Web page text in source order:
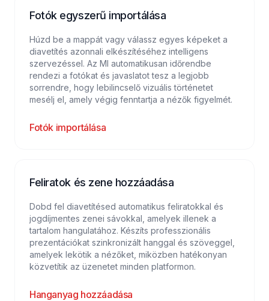
Fotók egyszerű importálása
Húzd be a mappát vagy válassz egyes képeket a
diavetítés azonnali elkészítéséhez intelligens
szervezéssel. Az MI automatikusan időrendbe
rendezi a fotókat és javaslatot tesz a legjobb
sorrendre, hogy lebilincselő vizuális történetet
mesélj el, amely végig fenntartja a nézők figyelmét.
Fotók importálása
Feliratok és zene hozzáadása
Dobd fel diavetítésed automatikus feliratokkal és
jogdíjmentes zenei sávokkal, amelyek illenek a
tartalom hangulatához. Készíts professzionális
prezentációkat szinkronizált hanggal és szöveggel,
amelyek lekötik a nézőket, miközben hatékonyan
közvetítik az üzenetet minden platformon.
Hanganyag hozzáadása